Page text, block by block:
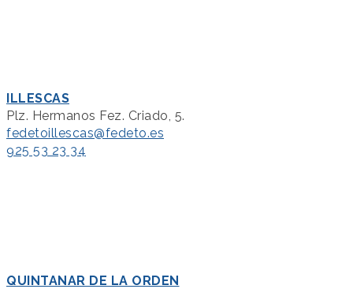
ILLESCAS
Plz. Hermanos Fez. Criado, 5.
fedetoillescas@fedeto.es
925 53 23 34
QUINTANAR DE LA ORDEN